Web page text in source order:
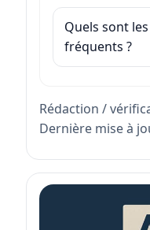
Quels sont
fréquents ?
Rédaction /
Dernière mise à